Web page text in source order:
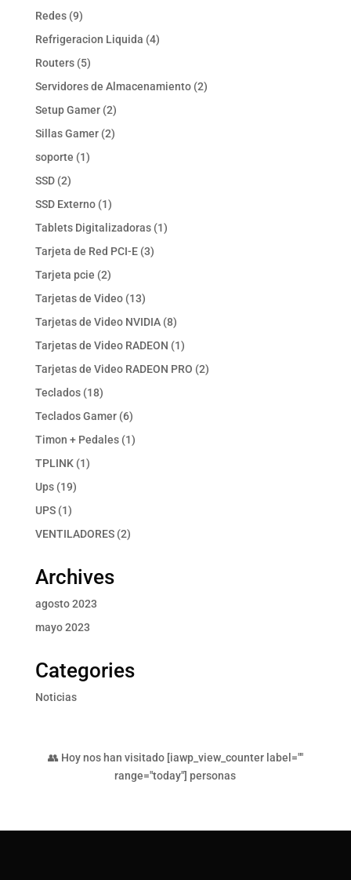
Redes 99
productos
Refrigeracion Liquida 44
Routers 55
productos
Servidores de Almacenamiento 22
Setup Gamer 22
productos
Sillas Gamer 22
soporte 11
SSD 22
productos
SSD Externo 11
producto
Tablets Digitalizadoras 11
Tarjeta de Red PCI-E 33
Tarjeta pcie 22
productos
Tarjetas de Video 1313
productos
Tarjetas de Video NVIDIA 88
productos
Tarjetas de Video RADEON 11
producto
Tarjetas de Video RADEON PRO 22
Teclados 1818
productos
Teclados Gamer 66
productos
Timon + Pedales 11
TPLINK 11
Ups 1919
UPS 11
producto
VENTILADORES 22
Archives
agosto 2023
mayo 2023
Categories
Noticias
👥 Hoy nos han visitado [iawp_view_counter label=""
range="today"] personas